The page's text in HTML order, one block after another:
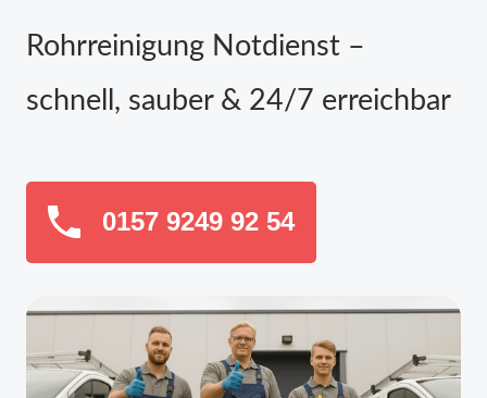
Rohrreinigung Notdienst –
schnell, sauber & 24/7 erreichbar
0157 9249 92 54